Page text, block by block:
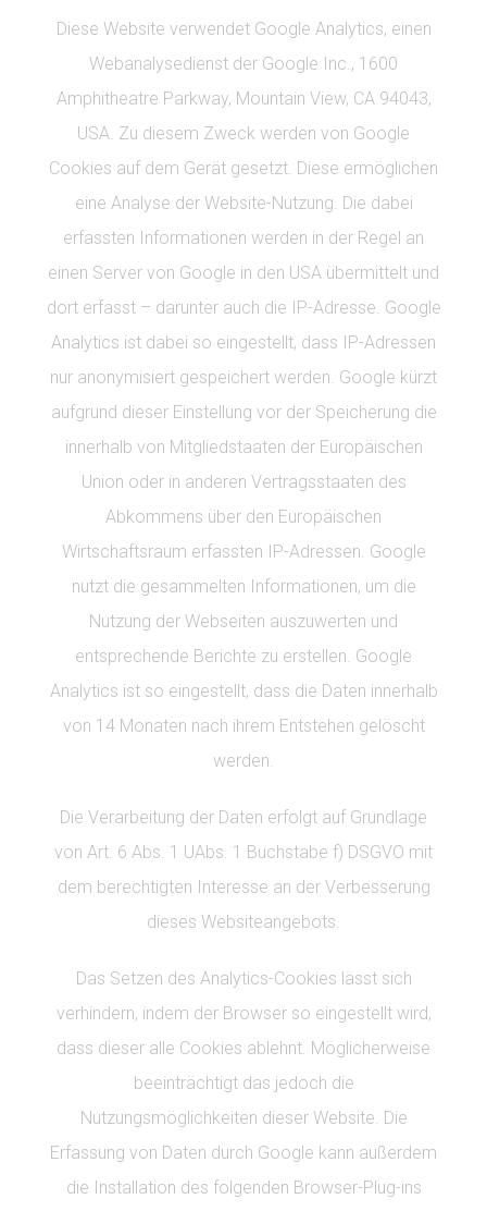
Diese Website verwendet Google Analytics, einen
Webanalysedienst der Google Inc., 1600
Amphitheatre Parkway, Mountain View, CA 94043,
USA. Zu diesem Zweck werden von Google
Cookies auf dem Gerät gesetzt. Diese ermöglichen
eine Analyse der Website-Nutzung. Die dabei
erfassten Informationen werden in der Regel an
einen Server von Google in den USA übermittelt und
dort erfasst – darunter auch die IP-Adresse. Google
Analytics ist dabei so eingestellt, dass IP-Adressen
nur anonymisiert gespeichert werden. Google kürzt
aufgrund dieser Einstellung vor der Speicherung die
innerhalb von Mitgliedstaaten der Europäischen
Union oder in anderen Vertragsstaaten des
Abkommens über den Europäischen
Wirtschaftsraum erfassten IP-Adressen. Google
nutzt die gesammelten Informationen, um die
Nutzung der Webseiten auszuwerten und
entsprechende Berichte zu erstellen. Google
Analytics ist so eingestellt, dass die Daten innerhalb
von 14 Monaten nach ihrem Entstehen gelöscht
werden.
Die Verarbeitung der Daten erfolgt auf Grundlage
von Art. 6 Abs. 1 UAbs. 1 Buchstabe f) DSGVO mit
dem berechtigten Interesse an der Verbesserung
dieses Websiteangebots.
Das Setzen des Analytics-Cookies lässt sich
verhindern, indem der Browser so eingestellt wird,
dass dieser alle Cookies ablehnt. Möglicherweise
beeinträchtigt das jedoch die
Nutzungsmöglichkeiten dieser Website. Die
Erfassung von Daten durch Google kann außerdem
die Installation des folgenden Browser-Plug-ins